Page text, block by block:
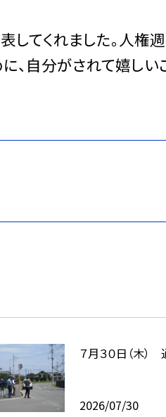
てくれました。人権
、自分がされて嬉し
７月３０日（木
2026/07/30